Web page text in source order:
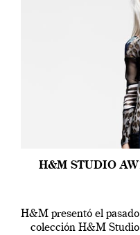
H&M STUDIO
H&M presentó el
colección H&M